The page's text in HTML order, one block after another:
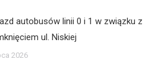
autobusów linii 0 i 1 w związku z
ul. Niskiej
2026